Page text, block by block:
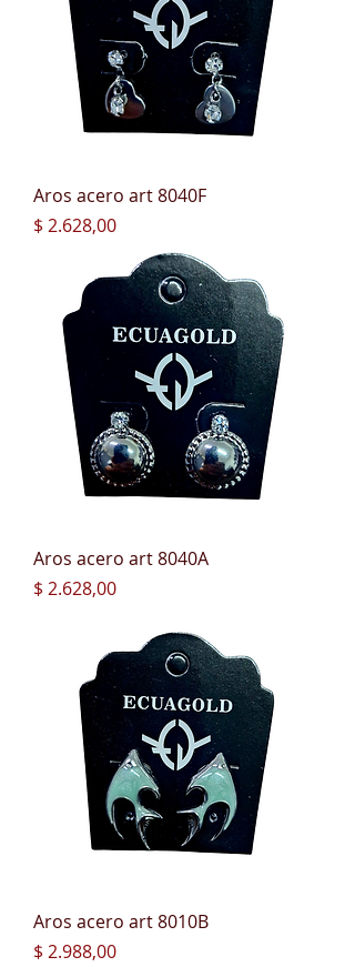
Aros acero art 8040F
Precio
$ 2.628,00
Aros acero art 8040A
Precio
$ 2.628,00
Aros acero art 8010B
Precio
$ 2.988,00